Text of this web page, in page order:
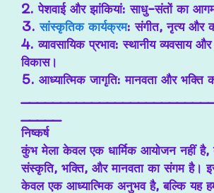
2. पेशवाई और झांकियां: साधु-संतों का
3.सांस्कृतिक कार्यक्रम: संगीत, नृत्य और
4. व्यावसायिक प्रभाव: स्थानीय व्यवसाय
विकास।
5. आध्यात्मिक जागृति: मानवता और भक्ति
निष्कर्ष
कुंभ मेला केवल एक धार्मिक आयोजन नहीं है,
संस्कृति, भक्ति, और मानवता का संगम है।
केवल एक आध्यात्मिक अनुभव है, बल्कि यह